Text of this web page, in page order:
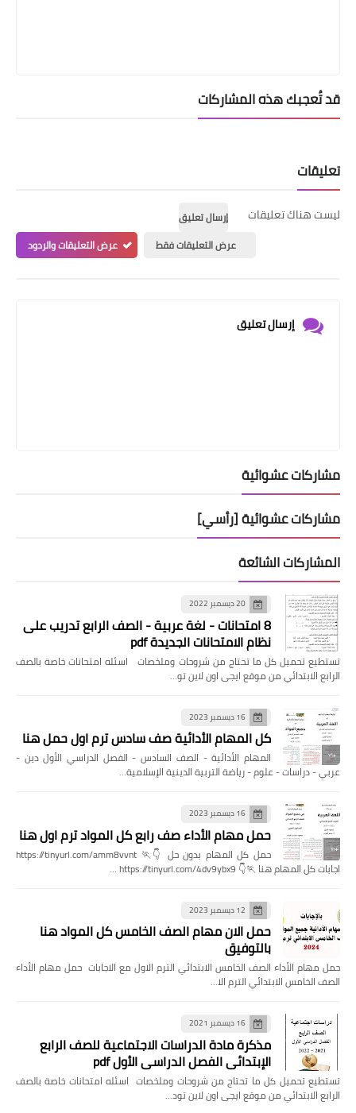
قد تُعجبك هذه المشاركات
تعليقات
ليست هناك تعليقات
إرسال تعليق
عرض التعليقات فقط
عرض التعليقات والردود
إرسال تعليق
مشاركات عشوائية
مشاركات عشوائية [رأسي]
المشاركات الشائعة
20 ديسمبر 2022
8 امتحانات - لغة عربية - الصف الرابع تدريب على
نظام الامتحانات الجديدة pdf
تستطيع تحميل كل ما تحتاج من شروحات وملخصات اسئله امتحانات خاصة بالصف
الرابع الابتدائي من موقع ايجى اون لاين تو…
16 ديسمبر 2023
كل المهام الأدائية صف سادس ترم اول حمل هنا
المهام الأدائية - الصف السادس - الفصل الدراسي الأول دين -
عربي - دراسات - علوم - رياضة التربية الدينية الإسلامية…
16 ديسمبر 2023
حمل مهام الأداء صف رابع كل المواد ترم اول هنا
حمل كل المهام بدون حل 👇🏃 https://tinyurl.com/amm8vvnt
اجابات كل المهام هنا 🏃👇 https://tinyurl.com/4dv9ybx9 …
12 ديسمبر 2023
حمل الان مهام الصف الخامس كل المواد هنا
بالتوفيق
حمل مهام الأداء الصف الخامس الابتدائي الترم الاول مع الاجابات حمل مهام الأداء
الصف الخامس الابتدائي الترم الا…
16 ديسمبر 2021
مذكرة مادة الدراسات الاجتماعية للصف الرابع
الإبتدائي الفصل الدراسي الأول pdf
تستطيع تحميل كل ما تحتاج من شروحات وملخصات اسئله امتحانات خاصة بالصف
الرابع الابتدائي من موقع ايجى اون لاين تود…